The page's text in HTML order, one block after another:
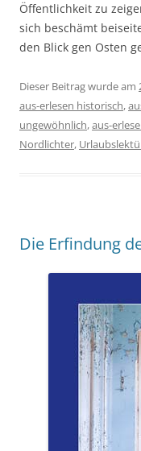
Öffentlichkeit zu
sich beschämt
den Blick gen Osten
Dieser Beitrag wurde am
aus-erlesen historisch,
ungewöhnlich,aus-
Nordlichter,
Die Erfindung